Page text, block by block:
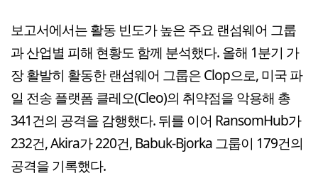
보고서에서는 활동 빈도가 높은 주요 랜섬웨어 그룹
과 산업별 피해 현황도 함께 분석했다. 올해 1분기 가
장 활발히 활동한 랜섬웨어 그룹은 Clop으로, 미국 파
일 전송 플랫폼 클레오(Cleo)의 취약점을 악용해 총
341건의 공격을 감행했다. 뒤를 이어 RansomHub가
232건, Akira가 220건, Babuk-Bjorka 그룹이 179건의
공격을 기록했다.